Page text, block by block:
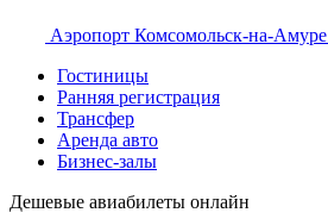
Аэропорт Комсомольск-на-Амуре
Гостиницы
Ранняя регистрация
Трансфер
Аренда авто
Бизнес-залы
Дешевые авиабилеты онлайн